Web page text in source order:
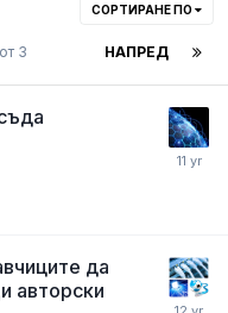
СОРТИРАНЕ ПО
НАПРЕД
3
да
авторски